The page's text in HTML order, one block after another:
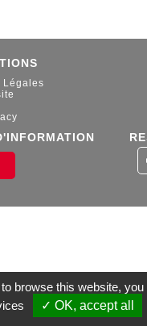
S.A.V
Légales
browse this website,
✓ OK, accept all